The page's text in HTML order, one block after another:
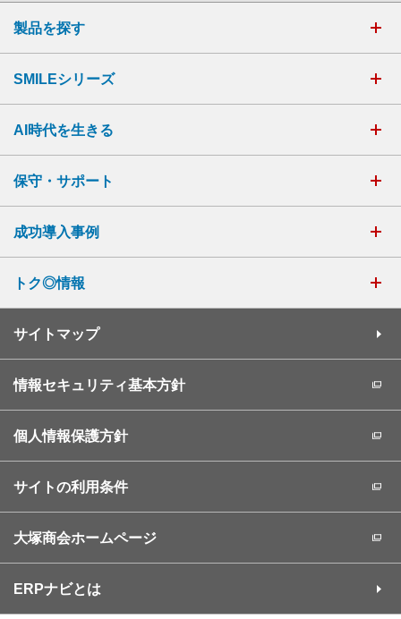
製品を探す
SMILEシリーズ
AI時代を生きる
保守・サポート
成功導入事例
トク◎情報
サイトマップ
情報セキュリティ基本方針
個人情報保護方針
サイトの利用条件
大塚商会ホームページ
ERPナビとは